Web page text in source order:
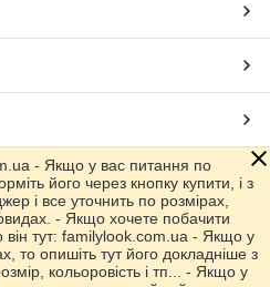
Prom.ua
- Якщо у вас питання по
його через кнопку купити, і з
і все уточнить по розмірах,
- Якщо хочете побачити
він тут: familylook.com.ua - Якщо у
то опишіть тут його докладніше з
кольоровість і тп... - Якщо у